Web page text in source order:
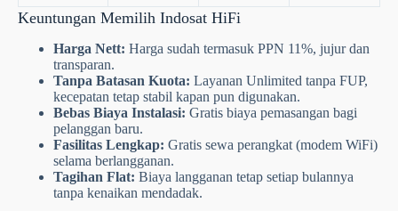
Keuntungan Memilih Indosat HiFi
Harga Nett: Harga sudah termasuk PPN 11%, jujur dan
transparan.
Tanpa Batasan Kuota: Layanan Unlimited tanpa FUP,
kecepatan tetap stabil kapan pun digunakan.
Bebas Biaya Instalasi: Gratis biaya pemasangan bagi
pelanggan baru.
Fasilitas Lengkap: Gratis sewa perangkat (modem WiFi)
selama berlangganan.
Tagihan Flat: Biaya langganan tetap setiap bulannya
tanpa kenaikan mendadak.